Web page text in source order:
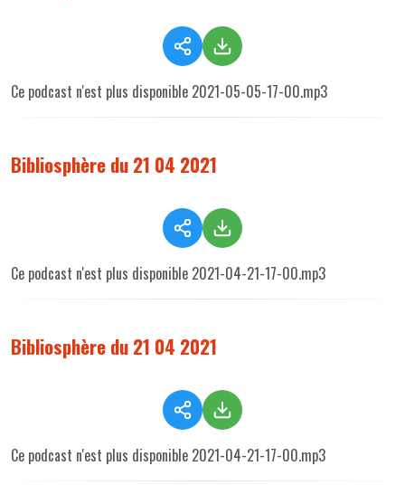
Ce podcast n'est plus disponible 2021-05-05-17-00.mp3
Bibliosphère du 21 04 2021
Ce podcast n'est plus disponible 2021-04-21-17-00.mp3
Bibliosphère du 21 04 2021
Ce podcast n'est plus disponible 2021-04-21-17-00.mp3